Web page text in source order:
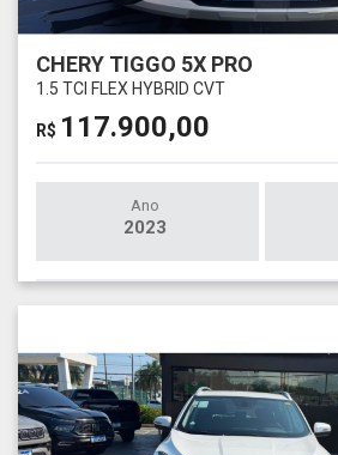
CHERY TIGGO 5X PRO
1.5 TCI FLEX HYBRID CVT
R$ 117.900,00
Ano
2023